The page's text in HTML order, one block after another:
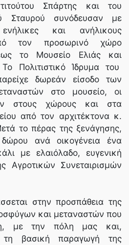
Σπάρτης και του
Σταυρού συνόδευσαν με
και ανήλικους
τον προσωρινό χώρο
το Μουσείο Ελιάς και
Πολιτιστικό Ίδρυμα του
δωρεάν είσοδο των
στο μουσείο, οι
στους χώρους και στα
από τον αρχιτέκτονα κ.
το πέρας της ξενάγησης,
ανά οικογένεια ένα
με ελαιόλαδο, ευγενική
Αγροτικών Συνεταιρισμών
στην προσπάθεια της
και μεταναστών που
με την πόλη μας και,
τη βασική παραγωγή της